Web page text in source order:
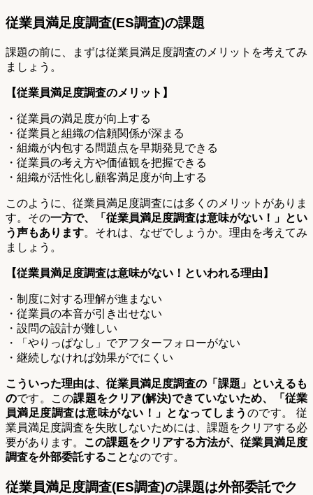
従業員満足度調査(ES調査)の課題
課題の前に、まずは従業員満足度調査のメリットを考えてみ
ましょう。
【従業員満足度調査のメリット】
・従業員の満足度が向上する
・従業員と組織の信頼関係が深まる
・組織が内包する問題点を早期発見できる
・従業員の考え方や価値観を把握できる
・組織が活性化し顧客満足度が向上する
このように、従業員満足度調査には多くのメリットがありま
す。その一方で、「従業員満足度調査は意味がない！」とい
う声もあります。それは、なぜでしょうか。理由を考えてみ
ましょう。
【従業員満足度調査は意味がない！といわれる理由】
・制度に対する理解が進まない
・従業員の本音が引き出せない
・設問の設計が難しい
・「やりっぱなし」でアフターフォローがない
・継続しなければ効果がでにくい
こういった理由は、従業員満足度調査の「課題」といえるも
のです。この課題をクリア(解決)できていないため、「従業
員満足度調査は意味がない！」となってしまう のです。 従
業員満足度調査を失敗しないためには、課題をクリアする必
要があります。 この課題をクリアする方法が、従業員満足度
調査を外部委託するこ となのです。
従業員満足度調査(ES調査)の課題は外部委託でク